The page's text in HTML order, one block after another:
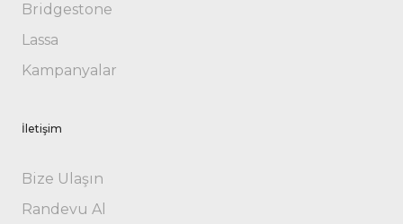
Bridgestone
Lassa
Kampanyalar
İletişim
Bize Ulaşın
Randevu Al